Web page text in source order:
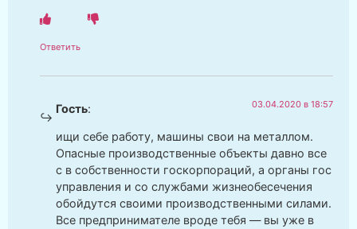
Ответить
Гость: 03.04.2020 в 18:57
ищи себе работу, машины свои на металлом.
Опасные производственные объекты давно все
с в собственности госкорпораций, а органы гос
управления и со службами жизнеобесечения
обойдутся своими производственными силами.
Все предпринимателе вроде тебя — вы уже в